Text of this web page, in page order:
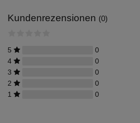
Kundenrezensionen (0)
5
0
4
0
3
0
2
0
1
0